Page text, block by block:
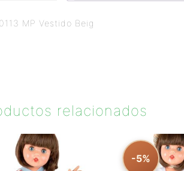
MP Vestido Beig
relacionados
-5%